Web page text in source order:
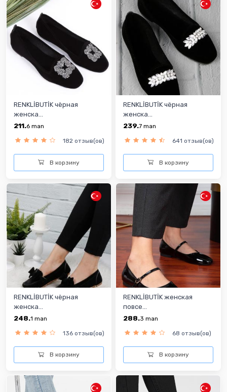
RENKLİBUTİK чёрная
женска...
211.6 man
182 отзыв(ов)
В корзину
RENKLİBUTİK чёрная
женска...
239.7 man
641 отзыв(ов)
В корзину
RENKLİBUTİK чёрная
женска...
248.1 man
136 отзыв(ов)
В корзину
RENKLİBUTİK женская
повсе...
288.3 man
68 отзыв(ов)
В корзину